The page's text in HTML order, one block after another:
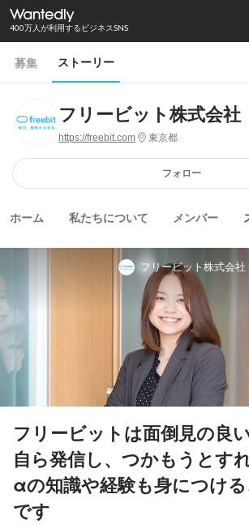
400万人が利用するビジネスSNS
募集 ストーリー
フリービット株式会社
https://freebit.com 東京都
フォロー
ホーム 私たちについて メンバー
フリービット株式会社
フリービットは面倒見の良
自ら発信し、つかもうとす
αの知識や経験も身につけ
です